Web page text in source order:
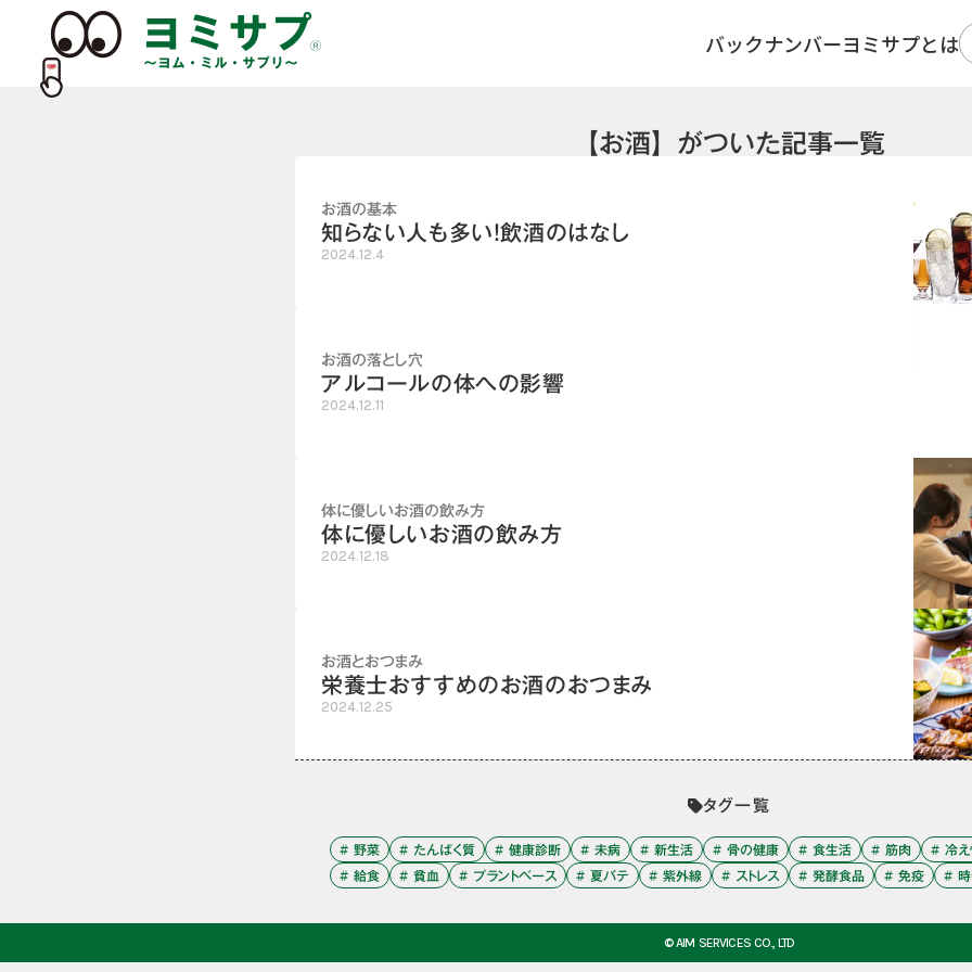
バックナンバーヨミサプとは
【お酒】がついた記事一覧
お酒の基本
知らない人も多い！飲酒のはなし
2024.12.4
お酒の落とし穴
アルコールの体への影響
2024.12.11
体に優しいお酒の飲み方
体に優しいお酒の飲み方
2024.12.18
お酒とおつまみ
栄養士おすすめのお酒のおつまみ
2024.12.25
タグ一覧
# 野菜 # たんぱく質 # 健康診断 # 未病 # 新生活 # 骨の健康 # 食生活 # 筋肉 # 冷
# 給食
# 貧血 # プラントベース # 夏バテ # 紫外線 # ストレス # 発酵食品 # 免疫 #
© AIM SERVICES CO., LTD